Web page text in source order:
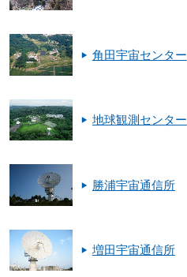
角田宇宙センター
地球観測センター
勝浦宇宙通信所
増田宇宙通信所